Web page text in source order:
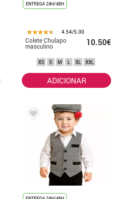
ENTREGA 24H/48H
4.54/5.00
Colete Chulapo
masculino 10.50€
XS S M L XL XXL
ADICIONAR